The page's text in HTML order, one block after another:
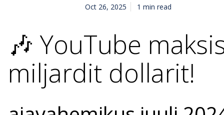
Oct 26, 2025 1 min read
🎶 YouTube
miljardit dollarit!